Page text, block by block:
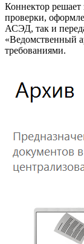
Коннектор решает
проверки,
АСЭД, так и
«Ведомственный
требованиями.